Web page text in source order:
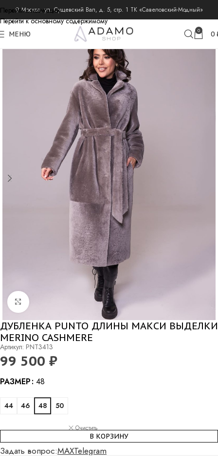
Перейти к навигации
Перейти к основному содержимому
⚲ Москва, ул. Сущевский Вал, д. 5, стр. 1 ТК «Савеловский-Модный»
МЕНЮ 0 0
главная
Нажмите, чтобы увеличить
ДУБЛЕНКА PUNTO ДЛИНЫ МАКСИ ВЫДЕЛКИ
MERINO CASHMERE
Артикул: PNT3413
99 500 ₽
РАЗМЕР 48
44 46 48 50
Очистить
В КОРЗИНУ
Alternative:
Задать вопрос:MAXTelegram